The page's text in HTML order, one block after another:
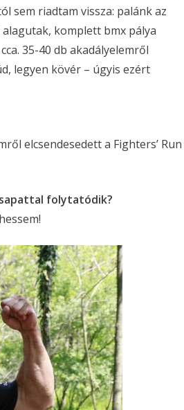
sem riadtam vissza: palánk az
komplett bmx pálya
35-40 db akadályelemről
legyen kövér – úgyis ezért
elcsendesedett a Fighters’ Run
folytatódik?